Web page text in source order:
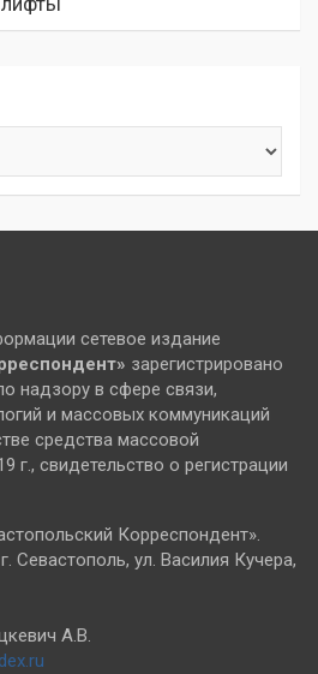
сетевое издание
зарегистрировано
надзору в сфере связи,
и массовых коммуникаций
средства массовой
г., свидетельство о регистрации
Корреспондент».
Севастополь, ул. Василия Кучера,
А.В.